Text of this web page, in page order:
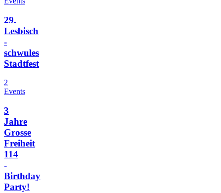
29.
Lesbisch
-
schwules
Stadtfest
2
Events
3
Jahre
Grosse
Freiheit
114
-
Birthday
Party!